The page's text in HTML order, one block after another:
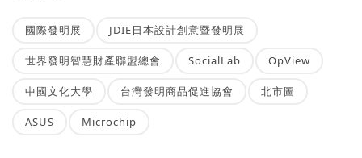
國際發明展 JDIE日本設計創意暨發明展
世界發明智慧財產聯盟總會 SocialLab OpView
中國文化大學 台灣發明商品促進協會 北市圖
ASUS Microchip